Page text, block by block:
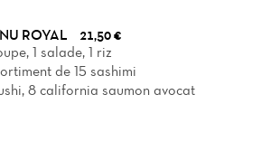
ROYAL
21,50 €
1 salade, 1 riz
de 15 sashimi
8 california saumon avocat